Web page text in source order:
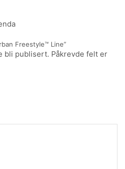
Freestyle™ Line”
bli publisert. Påkrevde felt er